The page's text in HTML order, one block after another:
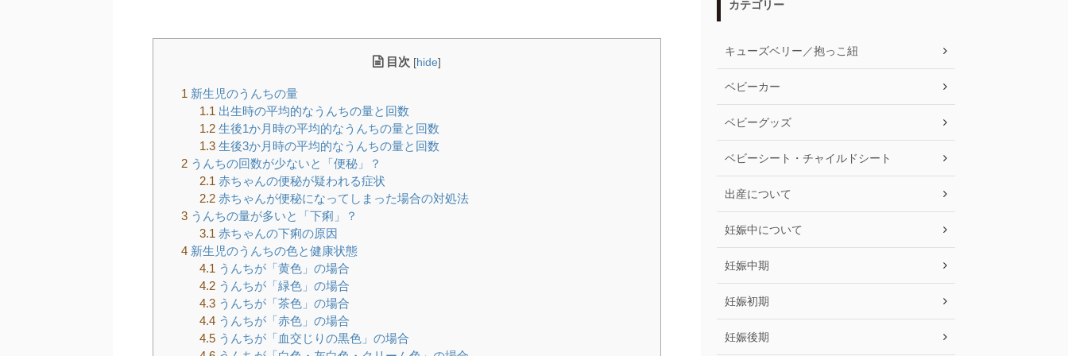
目次 [hide]
1 新生児のうんちの量
1.1出生時の平均的なうんちの量と回数
1.2生後1か月時の平均的なうんちの量と回数
1.3生後3か月時の平均的なうんちの量と回数
2 うんちの回数が少ないと「便秘」？
2.1赤ちゃんの便秘が疑われる症状
2.2赤ちゃんが便秘になってしまった場合の対処法
3 うんちの量が多いと「下痢」？
3.1赤ちゃんの下痢の原因
4 新生児のうんちの色と健康状態
4.1うんちが「黄色」の場合
4.2うんちが「緑色」の場合
4.3うんちが「茶色」の場合
4.4うんちが「赤色」の場合
4.5うんちが「血交じりの黒色」の場合
カテゴリー
キューズベリー／抱っこ紐
ベビーカー
ベビーグッズ
ベビーシート・チャイルドシート
出産について
妊娠中について
妊娠中期
妊娠初期
妊娠後期